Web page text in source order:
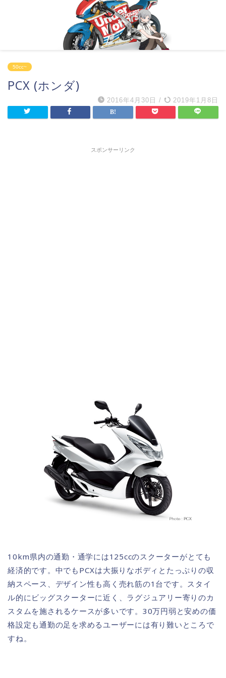
50cc~
PCX (ホンダ)
2016年4月30日 / 2019年1月8日
スポンサーリンク
10km県内の通勤・通学には125ccのスクーターがとても
経済的です。中でもPCXは大振りなボディとたっぷりの収
納スペース、デザイン性も高く売れ筋の1台です。スタイ
ル的にビッグスクーターに近く、ラグジュアリー寄りのカ
スタムを施されるケースが多いです。30万円弱と安めの価
格設定も通勤の足を求めるユーザーには有り難いところで
すね。